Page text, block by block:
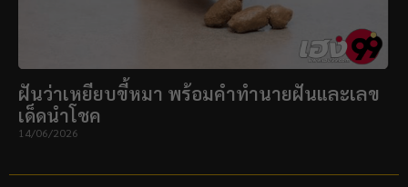
ฝันว่าเหยียบขี้หมา พร้อมคำทำนายฝันและเลข
เด็ดนำโชค
14/06/2026